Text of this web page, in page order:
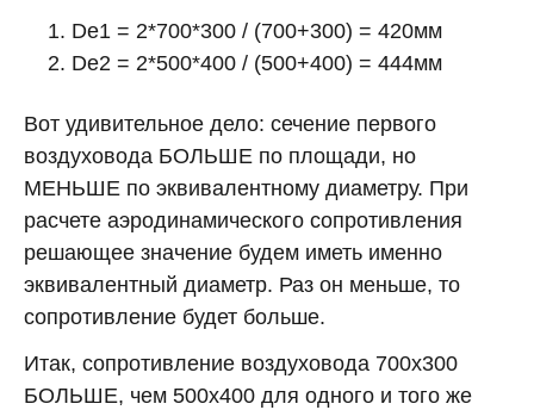
De1 = 2*700*300 / (700+300) = 420мм
De2 = 2*500*400 / (500+400) = 444мм
Вот удивительное дело: сечение первого
воздуховода БОЛЬШЕ по площади, но
МЕНЬШЕ по эквивалентному диаметру. При
расчете аэродинамического сопротивления
решающее значение будем иметь именно
эквивалентный диаметр. Раз он меньше, то
сопротивление будет больше.
Итак, сопротивление воздуховода 700х300
БОЛЬШЕ, чем 500х400 для одного и того же